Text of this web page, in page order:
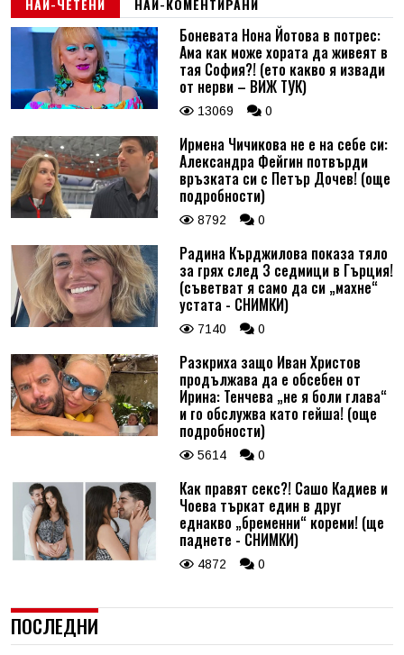
НАЙ-ЧЕТЕНИ НАЙ-КОМЕНТИРАНИ
Боневата Нона Йотова в потрес:
Ама как може хората да живеят в
тая София?! (ето какво я извади
от нерви – ВИЖ ТУК)
13069 0
Ирмена Чичикова не е на себе си:
Александра Фейгин потвърди
връзката си с Петър Дочев! (още
подробности)
8792 0
Радина Кърджилова показа тяло
за грях след 3 седмици в Гърция!
(съветват я само да си „махне“
устата - СНИМКИ)
7140 0
Разкриха защо Иван Христов
продължава да е обсебен от
Ирина: Тенчева „не я боли глава“
и го обслужва като гейша! (още
подробности)
5614 0
Как правят секс?! Сашо Кадиев и
Чоева търкат един в друг
еднакво „бременни“ кореми! (ще
паднете - СНИМКИ)
4872 0
ПОСЛЕДНИ